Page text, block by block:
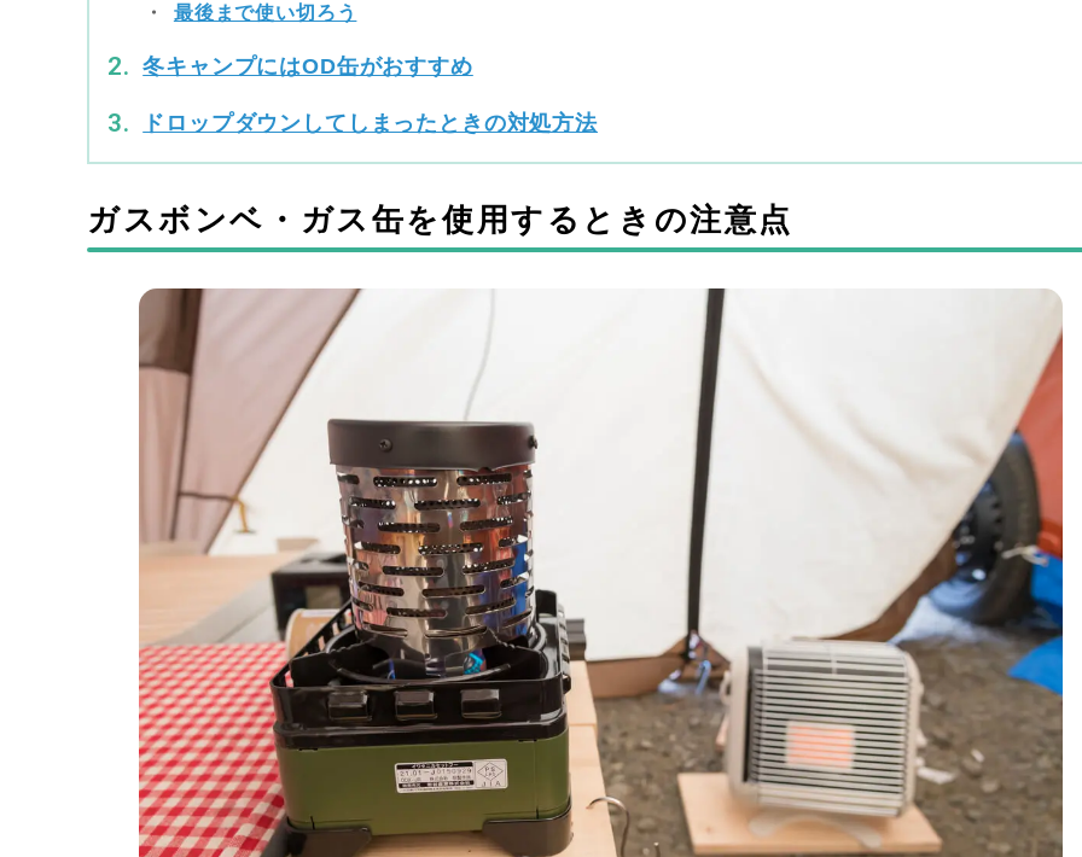
最後まで使い切ろう
冬キャンプにはOD缶がおすすめ
ドロップダウンしてしまったときの対処方法
ガスボンベ・ガス缶を使用するときの注意点